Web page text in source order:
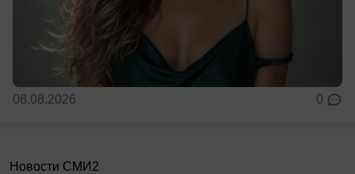
08.08.2026 0
Новости СМИ2